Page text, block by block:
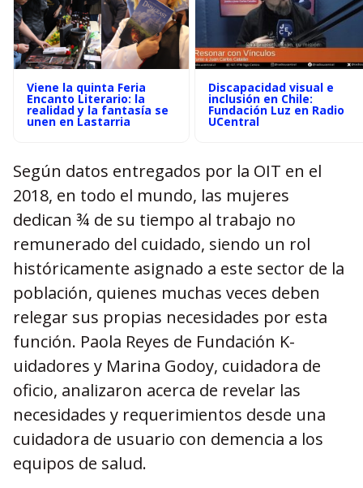
Viene la quinta Feria
Encanto Literario: la
realidad y la fantasía se
unen en Lastarria
Discapacidad visual e
inclusión en Chile:
Fundación Luz en Radio
UCentral
Según datos entregados por la OIT en el
2018, en todo el mundo, las mujeres
dedican ¾ de su tiempo al trabajo no
remunerado del cuidado, siendo un rol
históricamente asignado a este sector de la
población, quienes muchas veces deben
relegar sus propias necesidades por esta
función. Paola Reyes de Fundación K-
uidadores y Marina Godoy, cuidadora de
oficio, analizaron acerca de revelar las
necesidades y requerimientos desde una
cuidadora de usuario con demencia a los
equipos de salud.